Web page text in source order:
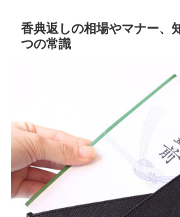
香典返しの相場やマナー、
つの常識